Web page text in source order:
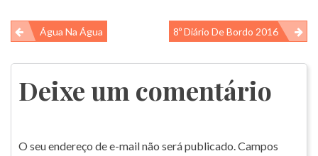
Navegação
de
Post
Água Na Água 8º Diário De Bordo 2016
Deixe um comentário
O seu endereço de e-mail não será publicado.Campos